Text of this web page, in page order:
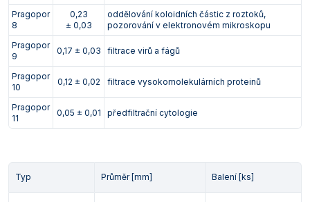
Pragopor
8
0,23
± 0,03
oddělování koloidních částic z roztoků,
pozorování v elektronovém mikroskopu
Pragopor
9
0,17 ± 0,03 filtrace virů a fágů
Pragopor
10
0,12 ± 0,02 filtrace vysokomolekulárních proteinů
Pragopor
11
0,05 ± 0,01 předfiltrační cytologie
Typ Průměr [mm] Balení [ks]